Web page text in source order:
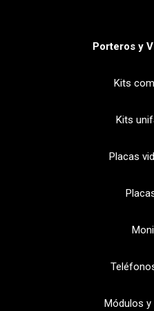
Porteros y
Kits
Kits
Placas
Módulos